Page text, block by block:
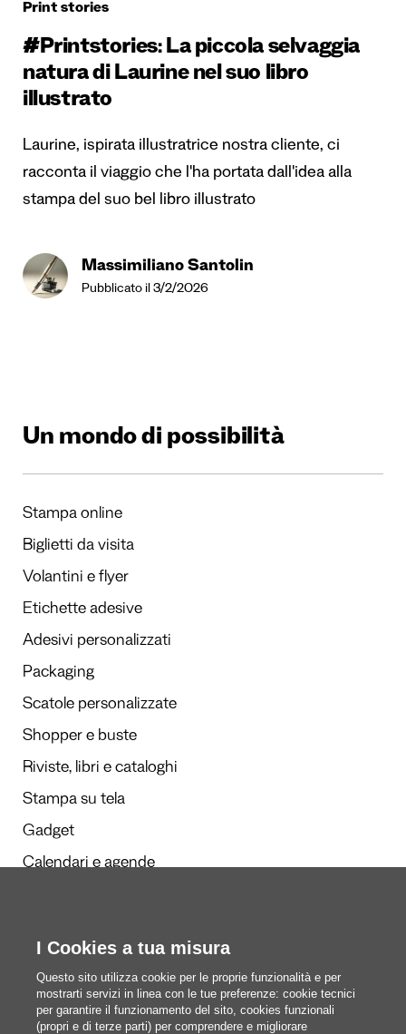
Print stories
#Printstories: La piccola selvaggia
natura di Laurine nel suo libro
illustrato
Laurine, ispirata illustratrice nostra cliente, ci
racconta il viaggio che l'ha portata dall'idea alla
stampa del suo bel libro illustrato
Massimiliano Santolin
Pubblicato il 3/2/2026
Un mondo di possibilità
Stampa online
Biglietti da visita
Volantini e flyer
Etichette adesive
Adesivi personalizzati
Packaging
Scatole personalizzate
Shopper e buste
Riviste, libri e cataloghi
Stampa su tela
Gadget
Calendari e agende
Redazione
Questi siamo noi
I Cookies a tua misura
Questo sito utilizza cookie per le proprie funzionalità e per
mostrarti servizi in linea con le tue preferenze: cookie tecnici
per garantire il funzionamento del sito, cookies funzionali
(propri e di terze parti) per comprendere e migliorare